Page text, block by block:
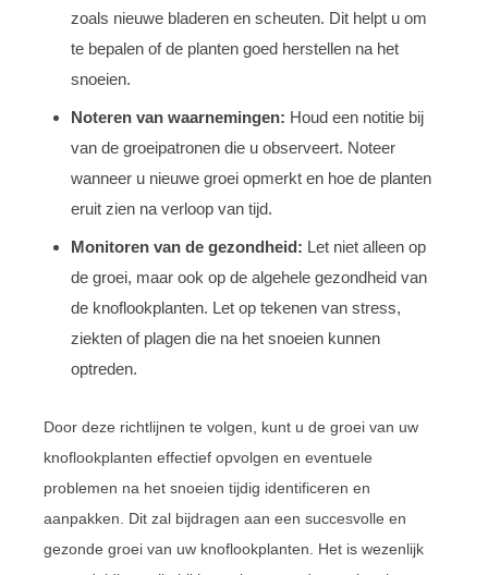
zoals nieuwe bladeren en scheuten. Dit helpt u om
te bepalen of de planten goed herstellen na het
snoeien.
Noteren van waarnemingen: Houd een notitie bij
van de groeipatronen die u observeert. Noteer
wanneer u nieuwe groei opmerkt en hoe de planten
eruit zien na verloop van tijd.
Monitoren van de gezondheid: Let niet alleen op
de groei, maar ook op de algehele gezondheid van
de knoflookplanten. Let op tekenen van stress,
ziekten of plagen die na het snoeien kunnen
optreden.
Door deze richtlijnen te volgen, kunt u de groei van uw
knoflookplanten effectief opvolgen en eventuele
problemen na het snoeien tijdig identificeren en
aanpakken. Dit zal bijdragen aan een succesvolle en
gezonde groei van uw knoflookplanten. Het is wezenlijk